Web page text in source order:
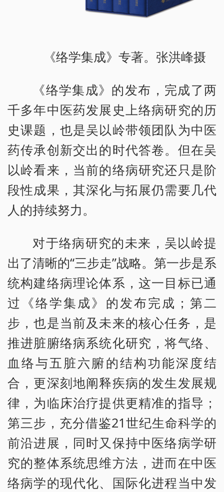
《络学集成》专著。张洪峰摄
《络学集成》的发布，完成了两
千多年中医药发展史上络病研究的历
史课题，也是吴以岭带领团队为中医
药传承创新交出的时代答卷。但在吴
以岭看来，当前的络病研究还只是阶
段性成果，其深化与拓展仍需要几代
人的持续努力。
对于络病研究的未来，吴以岭提
出了清晰的“三步走”战略。第一步是系
统构建络病理论体系，这一目标已通
过《络学集成》的发布完成；第二
步，也是当前及未来的核心任务，是
推进脏腑络病系统化研究，将气络、
血络与五脏六腑的结构功能深度结
合，更深刻地阐释疾病的发生发展规
律，为临床治疗提供更精准的指导；
第三步，充分借鉴21世纪生命科学的
前沿进展，同时又保持中医络病学研
究的整体系统思维方法，进而在中医
络病学的现代化、国际化进程当中发